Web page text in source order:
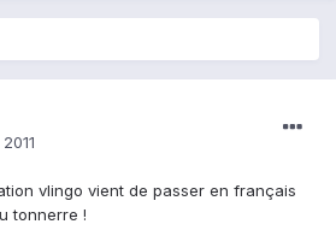
vlingo vient de passer en français
tonnerre !